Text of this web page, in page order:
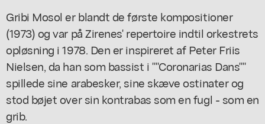
Gribi Mosol er blandt de første kompositioner
(1973) og var på Zirenes' repertoire indtil orkestrets
opløsning i 1978. Den er inspireret af Peter Friis
Nielsen, da han som bassist i ""Coronarias Dans""
spillede sine arabesker, sine skæve ostinater og
stod bøjet over sin kontrabas som en fugl - som en
grib.